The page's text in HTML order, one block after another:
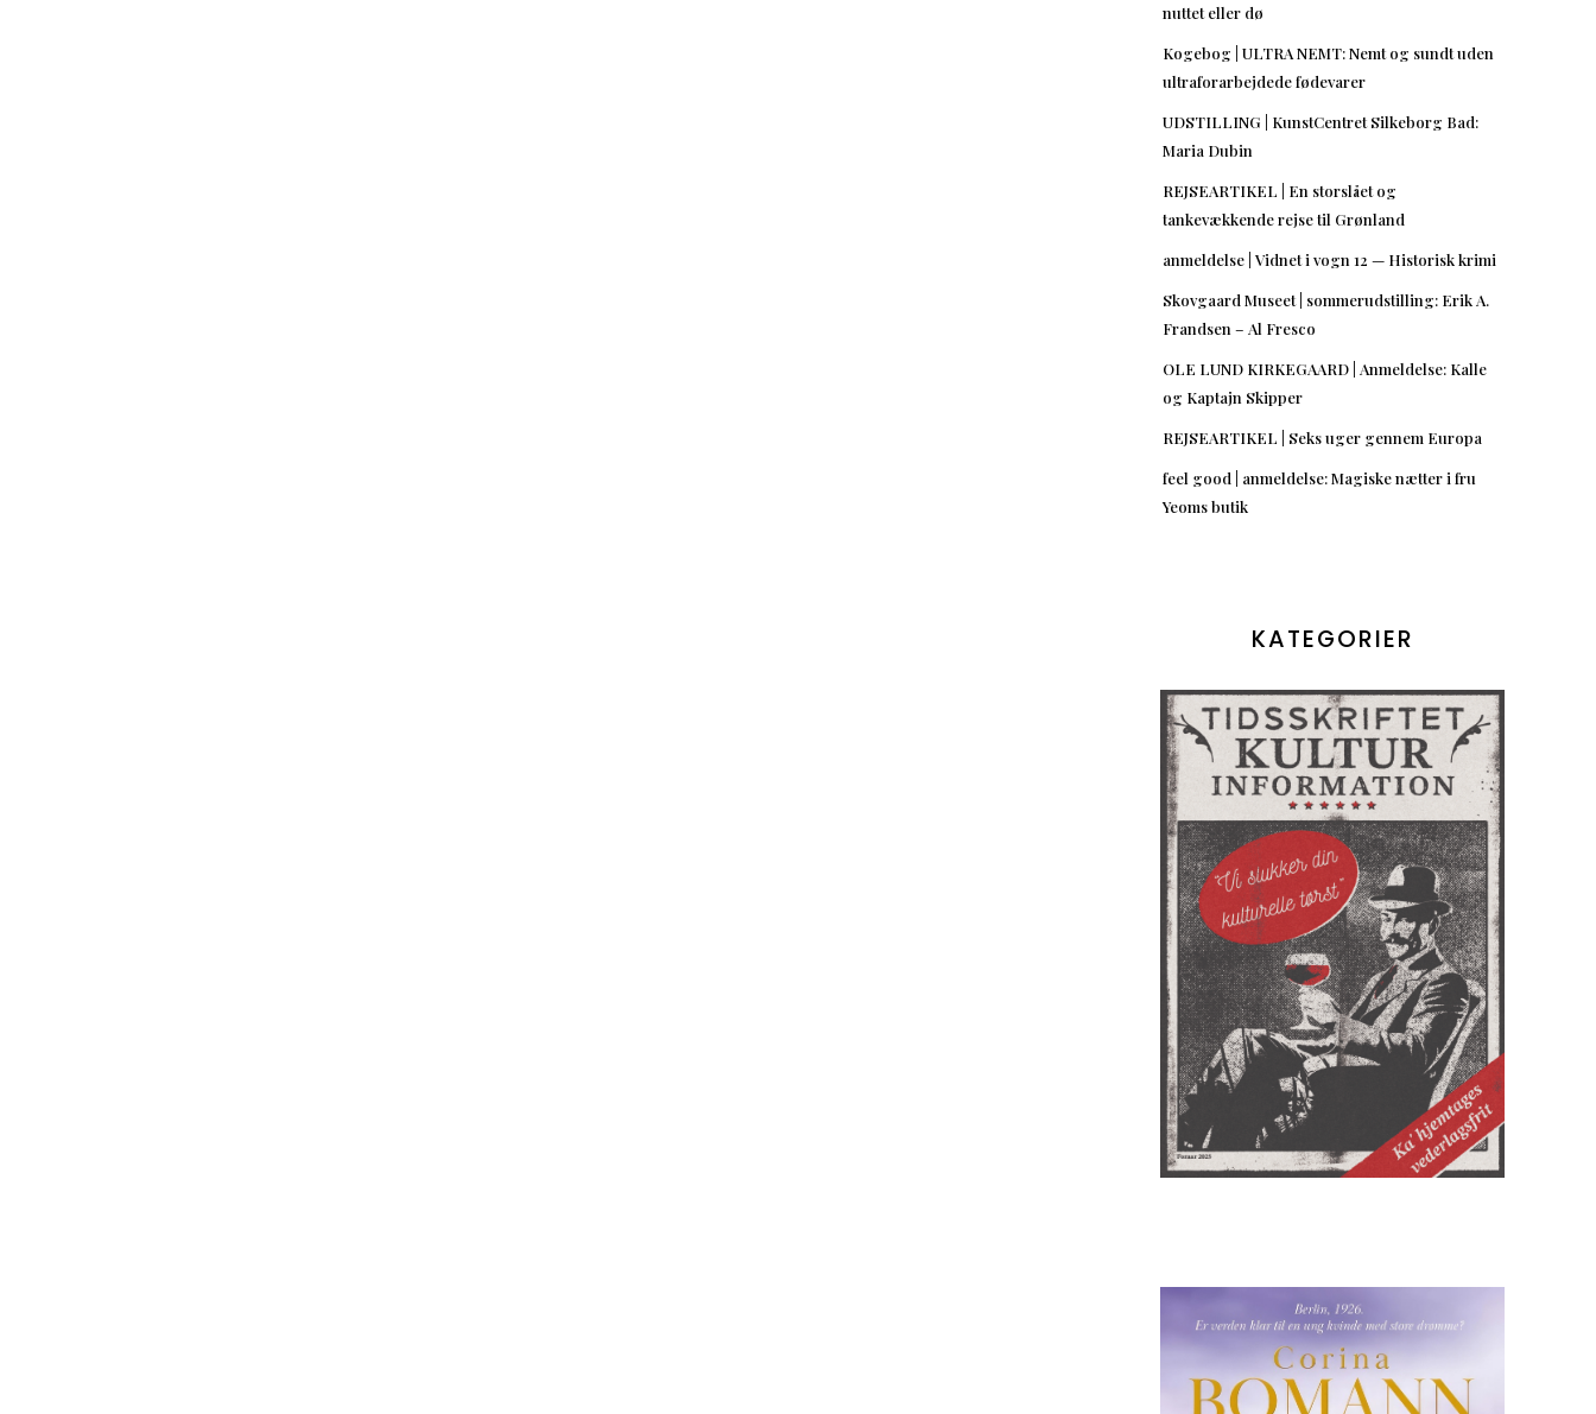
nuttet eller dø
Kogebog | ULTRA NEMT: Nemt og sundt uden
ultraforarbejdede fødevarer
UDSTILLING | KunstCentret Silkeborg Bad:
Maria Dubin
REJSEARTIKEL | En storslået og
tankevækkende rejse til Grønland
anmeldelse | Vidnet i vogn 12 — Historisk krimi
Skovgaard Museet | sommerudstilling: Erik A.
Frandsen – Al Fresco
OLE LUND KIRKEGAARD | Anmeldelse: Kalle
og Kaptajn Skipper
REJSEARTIKEL | Seks uger gennem Europa
feel good | anmeldelse: Magiske nætter i fru
Yeoms butik
KATEGORIER